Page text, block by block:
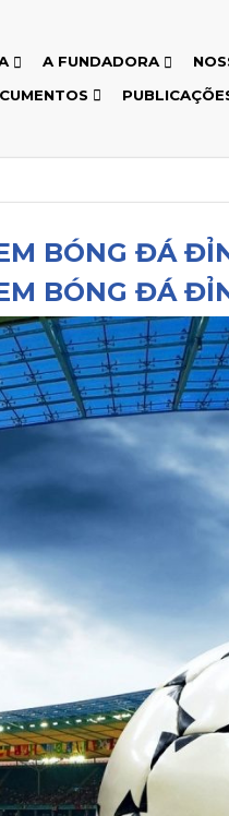
A FUNDADORA
BÓNG ĐÁ
BÓNG ĐÁ